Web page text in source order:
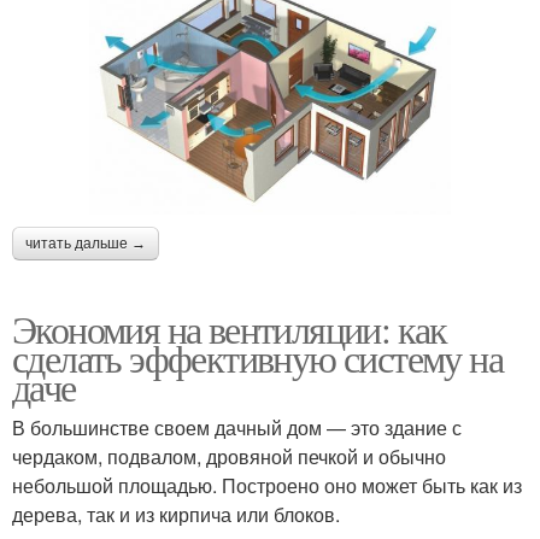
читать дальше →
Экономия на вентиляции: как
сделать эффективную систему на
даче
В большинстве своем дачный дом — это здание с
чердаком, подвалом, дровяной печкой и обычно
небольшой площадью. Построено оно может быть как из
дерева, так и из кирпича или блоков.